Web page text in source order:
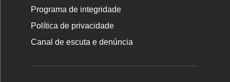
Programa de integridade
Política de privacidade
Canal de escuta e denúncia